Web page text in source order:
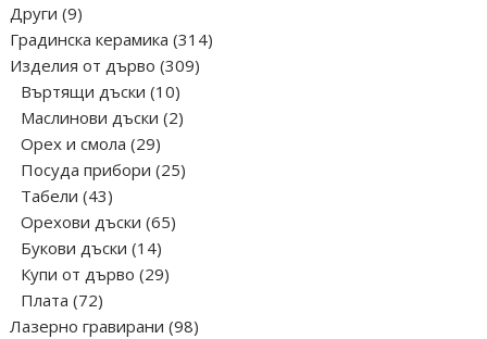
Други 99
продукта
Градинска керамика 314314
Изделия от дърво 309309
Въртящи дъски 1010
продукта
Маслинови дъски 22
Орех и смола 2929
продукта
Посуда прибори 2525
Табели 4343
продукта
Орехови дъски 6565
Букови дъски 1414
продукта
Купи от дърво 2929
Плата 7272
продукта
Лазерно гравирани 9898